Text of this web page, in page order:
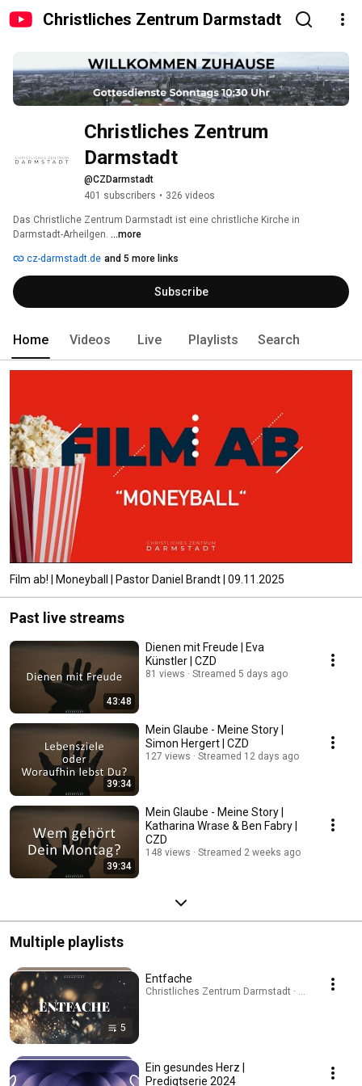
Christliches Zentrum Darmstadt
Christliches Zentrum
Darmstadt
@CZDarmstadt
401 subscribers • 326 videos
Das Christliche Zentrum Darmstadt ist eine christliche Kirche in
Darmstadt-Arheilgen. ...more
cz-darmstadt.de and 5 more links
Subscribe
Home Videos Live Playlists Search
Film ab! | Moneyball | Pastor Daniel Brandt | 09.11.2025
Past live streams
43:48
Dienen mit Freude | Eva
Künstler | CZD
81 views Streamed 5 days ago
39:34
Mein Glaube - Meine Story |
Simon Hergert | CZD
127 views Streamed 12 days ago
39:34
Mein Glaube - Meine Story |
Katharina Wrase & Ben Fabry |
CZD
148 views Streamed 2 weeks ago
Multiple playlists
5
Entfache
Christliches Zentrum Darmstadt · Playlist
Ein gesundes Herz |
Predigtserie 2024